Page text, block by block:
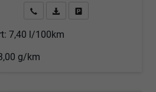
Angebot anfordern
Fahrzeugexpose (PDF)
7,40 l/100km
g/km